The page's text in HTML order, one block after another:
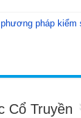
pháp kiểm
Cổ Truyền